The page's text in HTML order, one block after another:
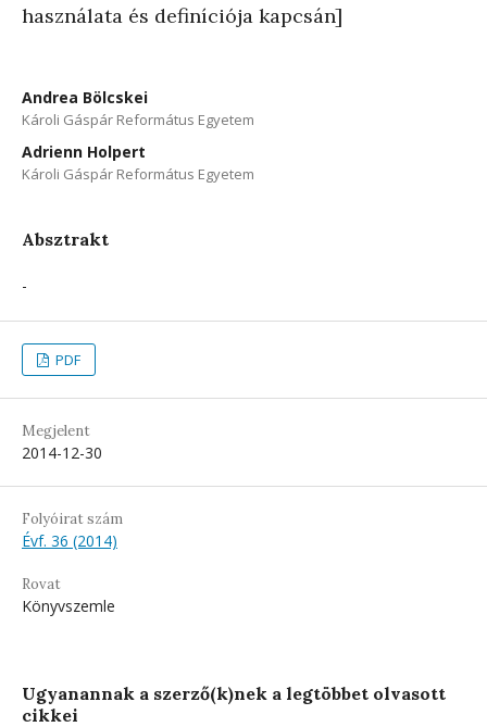
használata és definíciója kapcsán]
Andrea Bölcskei
Károli Gáspár Református Egyetem
Adrienn Holpert
Károli Gáspár Református Egyetem
Absztrakt
-
PDF
Megjelent
2014-12-30
Folyóirat szám
Évf. 36 (2014)
Rovat
Könyvszemle
Ugyanannak a szerző(k)nek a legtöbbet olvasott
cikkei